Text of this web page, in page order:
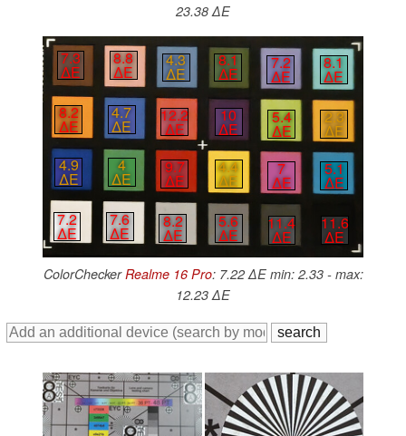
23.38 ∆E
7.3
∆E
8.8
∆E
4.3
∆E
8.1
∆E
7.2
∆E
8.1
∆E
8.2
∆E
4.7
∆E
12.2
∆E
10
∆E
5.4
∆E
2.3
∆E
4.9
∆E
4
∆E
9.7
∆E
4.4
∆E
7
∆E
5.1
∆E
7.2
∆E
7.6
∆E
8.2
∆E
5.6
∆E
11.4
∆E
11.6
∆E
ColorCheckerRealme 16 Pro: 7.22 ∆E min: 2.33 - max:
12.23 ∆E